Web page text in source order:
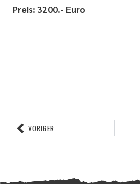
Preis: 3200.- Euro
VORIGER